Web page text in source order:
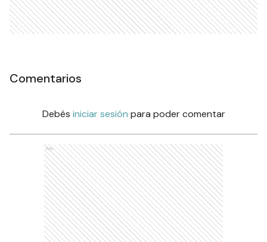
Comentarios
Debés iniciar sesión para poder comentar
Ads